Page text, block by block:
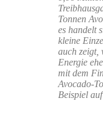
Tonnen
es handelt
kleine
auch zeigt,
Energie
mit dem
Avocado-
Beispiel